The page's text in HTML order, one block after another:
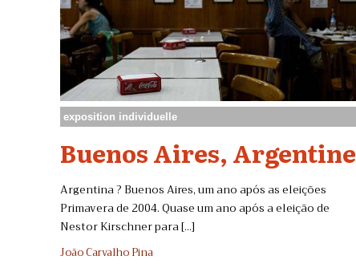
exposition individuelle
Buenos Aires, Argentine
Argentina ? Buenos Aires, um ano após as eleições
Primavera de 2004. Quase um ano após a eleição de
Nestor Kirschner para [...]
João Carvalho Pina